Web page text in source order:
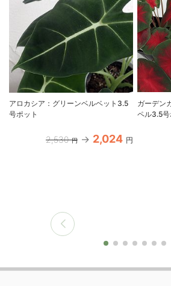
アロカシア：グリーンベルベット3.5
号ポット
2,530 円 2,024 円
ガーデン
ペル3.5